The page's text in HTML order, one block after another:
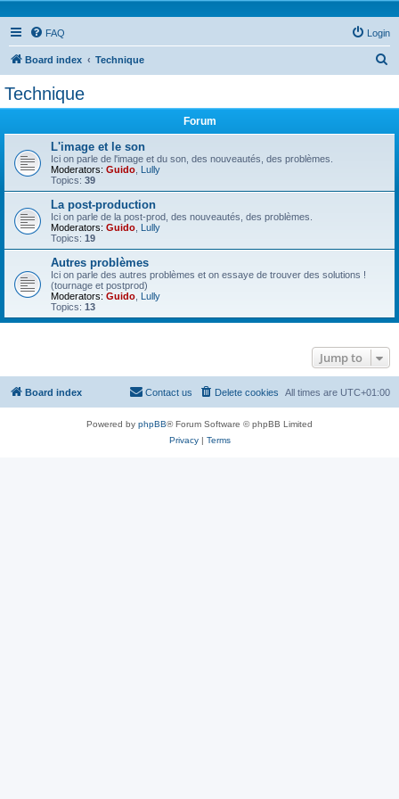
FAQ Login
Board index Technique
Technique
Forum
L'image et le son
Ici on parle de l'image et du son, des nouveautés, des problèmes.
Moderators: Guido Lully
Topics: 39
La post-production
Ici on parle de la post-prod, des nouveautés, des problèmes.
Moderators: Guido Lully
Topics: 19
Autres problèmes
Ici on parle des autres problèmes et on essaye de trouver des solutions !
(tournage et postprod)
Moderators: Guido Lully
Topics: 13
Jump to
Board index All times are UTC+01:00
Delete cookies
Contact us
Powered by phpBB® Forum Software © phpBB Limited
Privacy| Terms